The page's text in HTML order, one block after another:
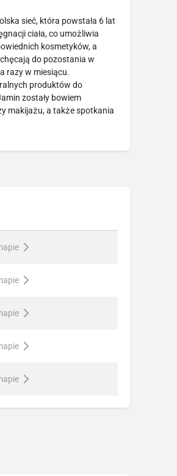
sieć, która powstała 6 lat
ciała, co umożliwia
kosmetyków, a
do pozostania w
razy w miesiącu.
produktów do
zostały bowiem
makijażu, a także spotkania